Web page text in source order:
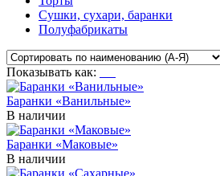
Сушки, сухари, баранки
Полуфабрикаты
Показывать как:
Баранки «Ванильные»
В наличии
Баранки «Маковые»
В наличии